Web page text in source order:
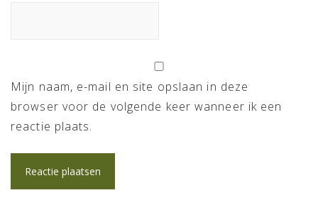
Mijn naam, e-mail en site opslaan in deze
browser voor de volgende keer wanneer ik een
reactie plaats.